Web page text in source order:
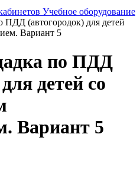
Учебное оборудование
ПДД (автогородок) для детей
Вариант 5
по ПДД
детей со
Вариант 5